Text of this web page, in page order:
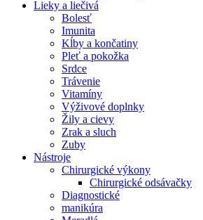
Lieky a liečivá
Bolesť
Imunita
Kĺby a končatiny
Pleť a pokožka
Srdce
Trávenie
Vitamíny
Výživové doplnky
Žily a cievy
Zrak a sluch
Zuby
Nástroje
Chirurgické výkony
Chirurgické odsávačky
Diagnostické
manikúra